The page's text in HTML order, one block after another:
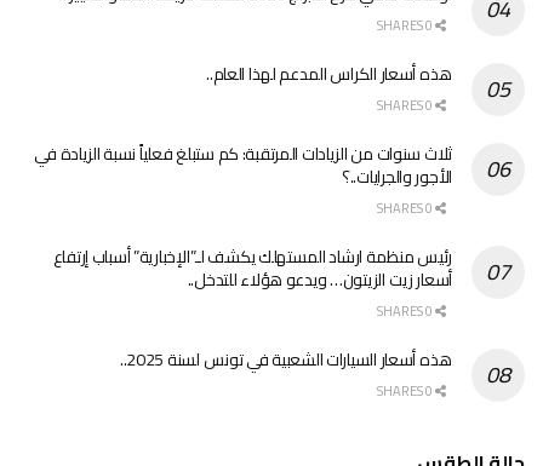
هذه أسعار الكراس المدعم لهذا العام..
ثلاث سنوات من الزيادات المرتقبة: كم ستبلغ فعلياً نسبة الزيادة في
الأجور والجرايات..؟
رئيس منظمة ارشاد المستهلك يكشف لـ”الإخبارية” أسباب إرتفاع
أسعار زيت الزيتون… ويدعو هؤلاء للتدخل..
هذه أسعار السيارات الشعبية في تونس لسنة 2025..